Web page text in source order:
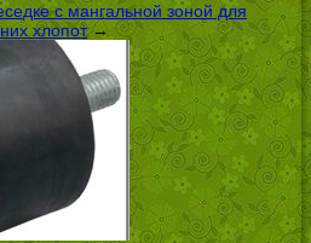
с мангальной зоной для
хлопот→